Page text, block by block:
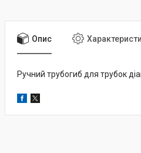
Опис
Ручний трубогиб для трубок